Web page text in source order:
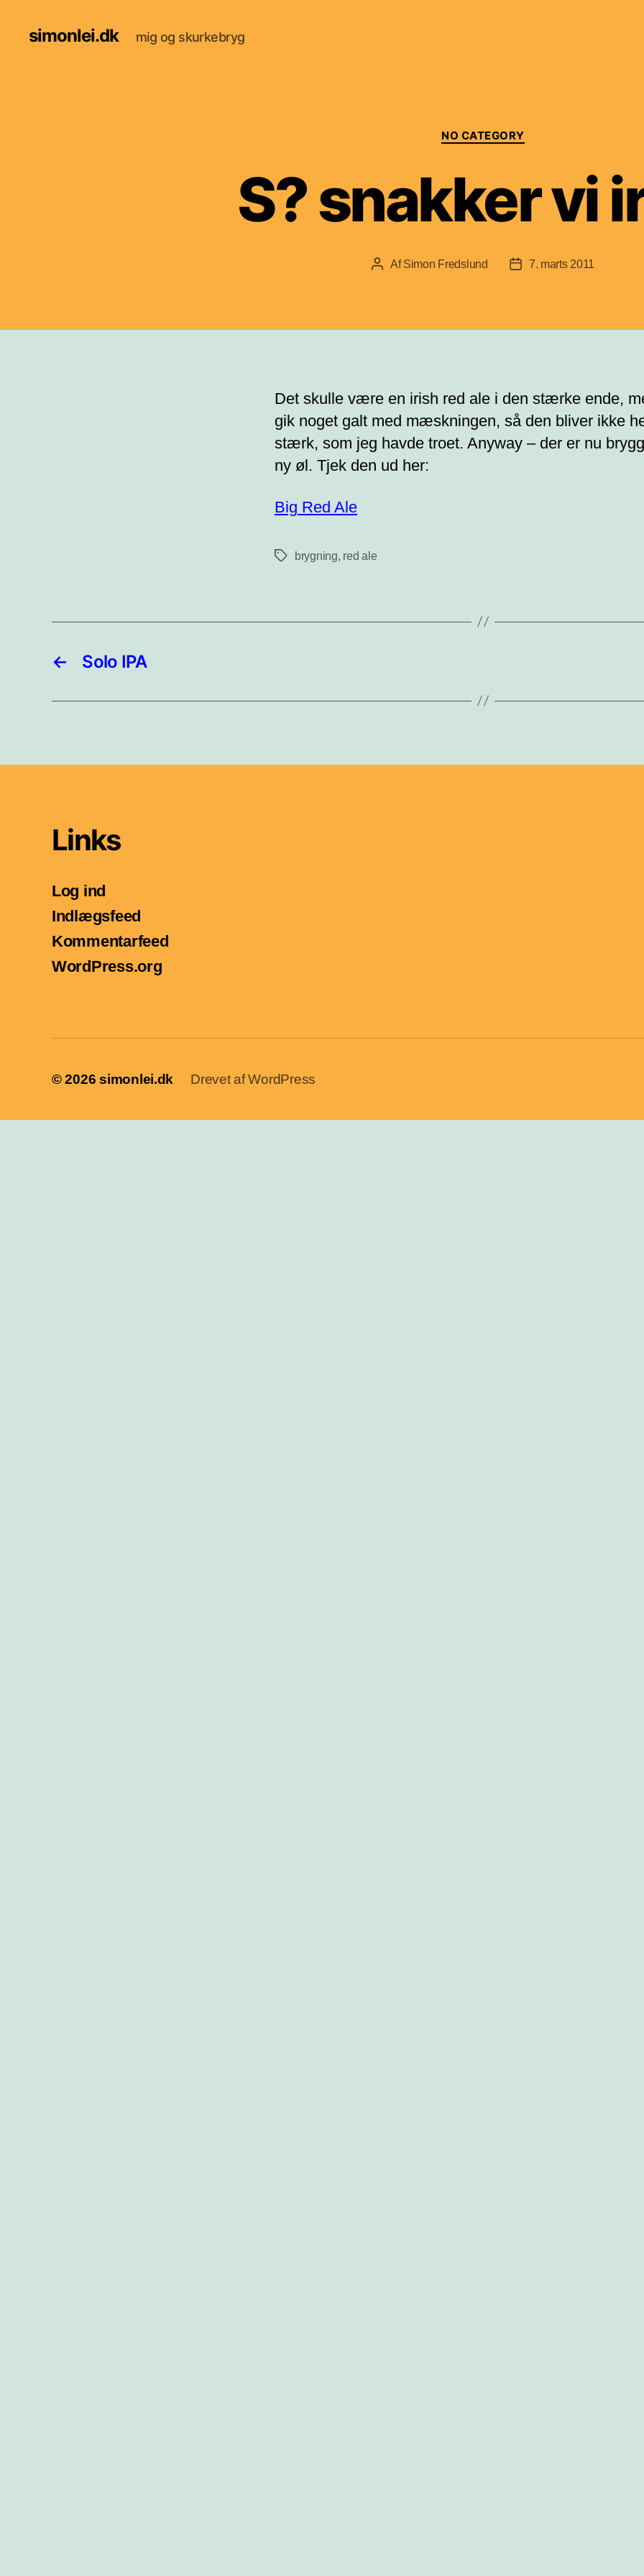
simonlei.dk mig og skurkebryg
Kategorier
NO CATEGORY
S? snakker vi
Indlægsforfatter
AfSimon Fredslund Indlægsdato
7. marts 2011
Det skulle være en irish red ale i den stærke ende,
gik noget galt med mæskningen, så den bliver ikke
stærk, som jeg havde troet. Anyway – der er nu
ny øl. Tjek den ud her:
Big Red Ale
Tagsbrygning red ale
← Solo IPA
Links
Log ind
Indlægsfeed
Kommentarfeed
WordPress.org
© 2026simonlei.dk Drevet af WordPress